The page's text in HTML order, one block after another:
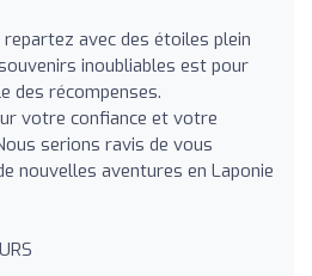
avec des étoiles plein
inoubliables est pour
des récompenses.
votre confiance et votre
serions ravis de vous
nouvelles aventures en Laponie